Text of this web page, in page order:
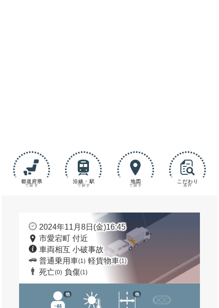
都道府県
で探す
沿線・駅
で探す
地図
で探す
こだわり
条件
2024年11月8日(金)16:45
市愛宕町 付近
車両相互 小破事故
普通乗用車(1) 軽貨物車(1)
死亡(0) 負傷(1)
他 他